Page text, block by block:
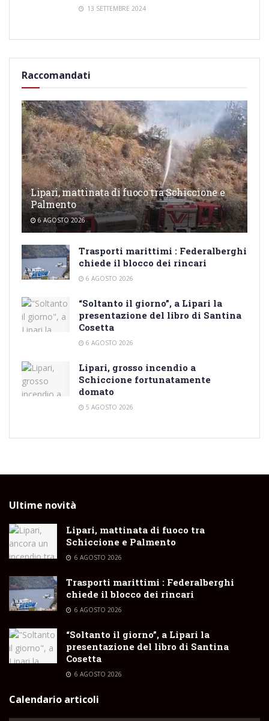
13 SETTEMBRE 2024
Raccomandati
Lipari, mattinata di fuoco tra Schiccione e
Palmento
6 AGOSTO 2026
Trasporti marittimi : Federalberghi
chiede il blocco dei rincari
6 AGOSTO 2026
“Soltanto il giorno”, a Lipari la
presentazione del libro di Santina
Cosetta
6 AGOSTO 2026
Lipari, grosso incendio a
Schiccione fortunatamente
domato
5 AGOSTO 2026
Ultime novità
Lipari, mattinata di fuoco tra
Schiccione e Palmento
6 AGOSTO 2026
Trasporti marittimi : Federalberghi
chiede il blocco dei rincari
6 AGOSTO 2026
“Soltanto il giorno”, a Lipari la
presentazione del libro di Santina
Cosetta
6 AGOSTO 2026
Calendario articoli